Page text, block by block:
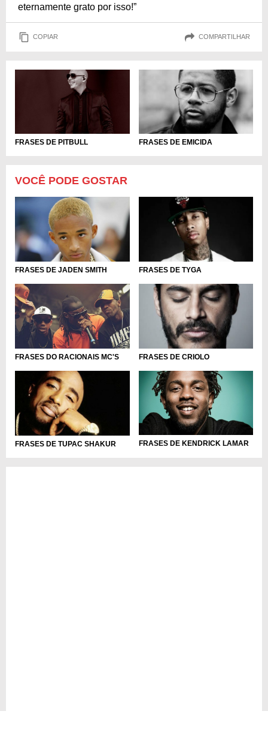
eternamente grato por isso!”
COPIAR COMPARTILHAR
FRASES DE PITBULL FRASES DE EMICIDA
VOCÊ PODE GOSTAR
FRASES DE JADEN SMITH FRASES DE TYGA
FRASES DO RACIONAIS MC'S FRASES DE CRIOLO
FRASES DE TUPAC SHAKUR FRASES DE KENDRICK LAMAR